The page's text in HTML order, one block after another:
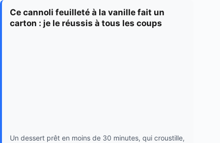
Ce cannoli feuilleté à la vanille fait un
carton : je le réussis à tous les coups
Un dessert prêt en moins de 30 minutes, qui croustille,